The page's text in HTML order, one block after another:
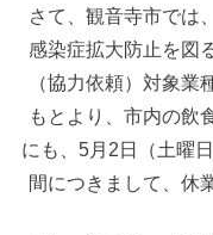
さて、観音寺市では
感染症拡大防止を図
（協力依頼）対象
もとより、市内の飲
にも、5月2日（土曜
間につきまして、休